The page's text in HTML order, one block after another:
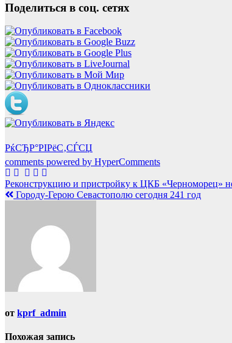
Поделиться в соц. сетях
РќСЂР°РІРёС‚СЃСЏ
comments powered by HyperComments
Навигация
по
Реконструкцию и пристройку к ЦКБ «Черноморец»
Городу-Герою Севастополю сегодня 241 год
от kprf_admin
Похожая запись